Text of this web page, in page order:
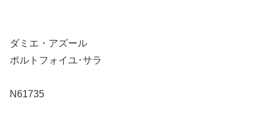
ダミエ・アズール
ポルトフォイユ･サラ
N61735